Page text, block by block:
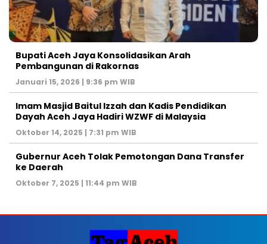
Bupati Aceh Jaya Konsolidasikan Arah
Pembangunan di Rakornas
Januari 15, 2026 | 9:36 pm WIB
Imam Masjid Baitul Izzah dan Kadis Pendidikan
Dayah Aceh Jaya Hadiri WZWF di Malaysia
Oktober 14, 2025 | 7:31 pm WIB
Gubernur Aceh Tolak Pemotongan Dana Transfer
ke Daerah
Oktober 7, 2025 | 11:44 pm WIB